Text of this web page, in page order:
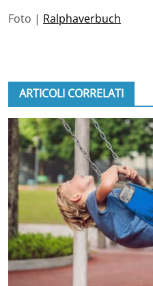
Foto | Ralphaverbuch
ARTICOLI CORRELATI